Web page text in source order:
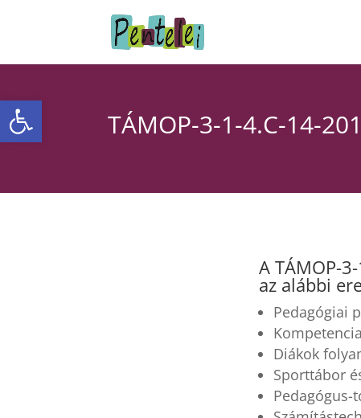
Eszköztár megnyitásaTÁMOP-3-1-4.C-14-
A TÁMOP-
az alábbi
Pedagógiai
Diákok
Sporttábor
Pedagógus-